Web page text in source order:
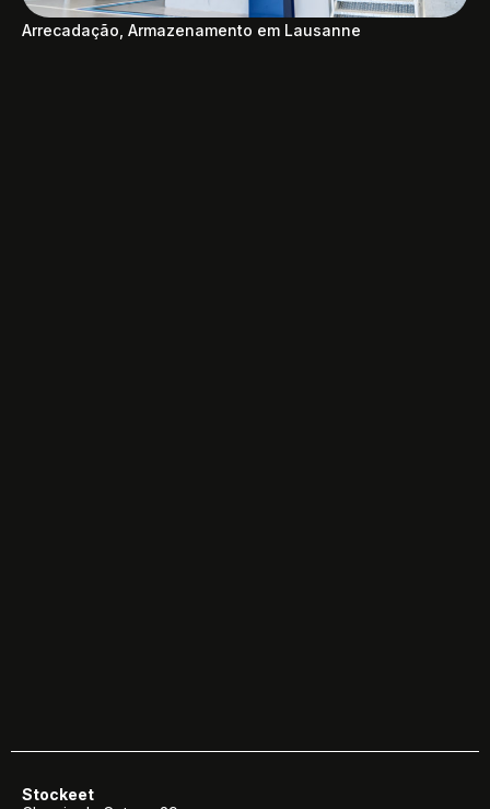
Arrecadação, Armazenamento em Lausanne
Stockeet